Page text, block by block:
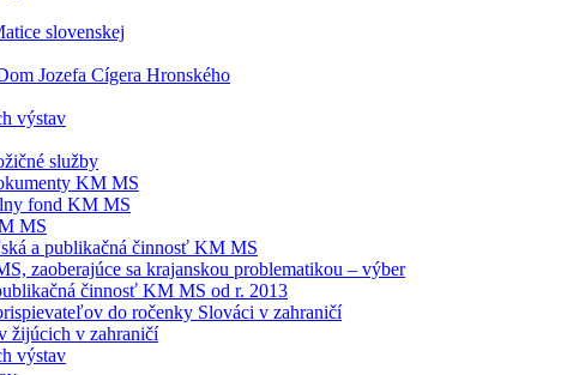
slovenskej
Jozefa Cígera Hronského
výstav
služby
KM MS
fond KM MS
MS
a publikačná činnosť KM MS
zaoberajúce sa krajanskou problematikou – výber
činnosť KM MS od r. 2013
do ročenky Slováci v zahraničí
žijúcich v zahraničí
výstav